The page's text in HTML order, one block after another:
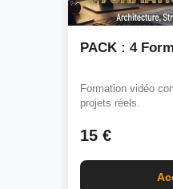
PACK : 4
Formation vidéo
projets réels.
15 €